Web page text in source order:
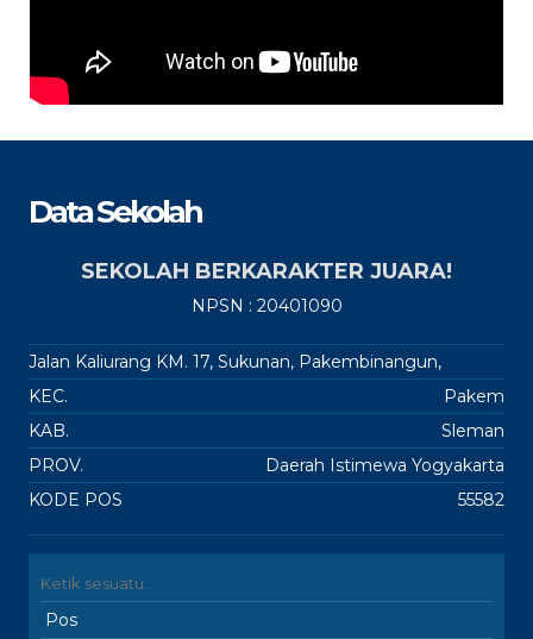
Data Sekolah
SEKOLAH BERKARAKTER JUARA!
NPSN : 20401090
Jalan Kaliurang KM. 17, Sukunan, Pakembinangun,
KEC.
Pakem
KAB.
Sleman
PROV.
Daerah Istimewa Yogyakarta
KODE POS
55582